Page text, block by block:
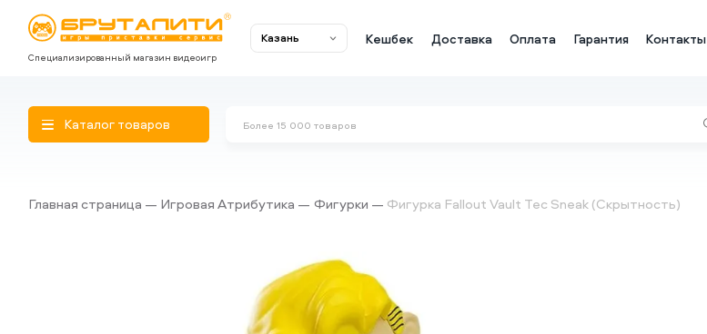
Специализированный магазин видеоигр
Казань Кешбек Доставка Оплата Гарантия Контакты
Каталог товаров
Главная страница Игровая Атрибутика Фигурки Фигурка Fallout Vault Tec Sneak (Скрытность)